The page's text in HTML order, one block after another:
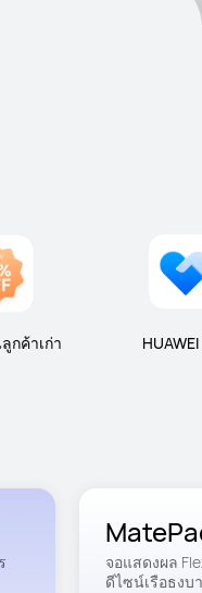
กค้าเก่า
จอแสดงผล
ดีไซน์เรือธงบ